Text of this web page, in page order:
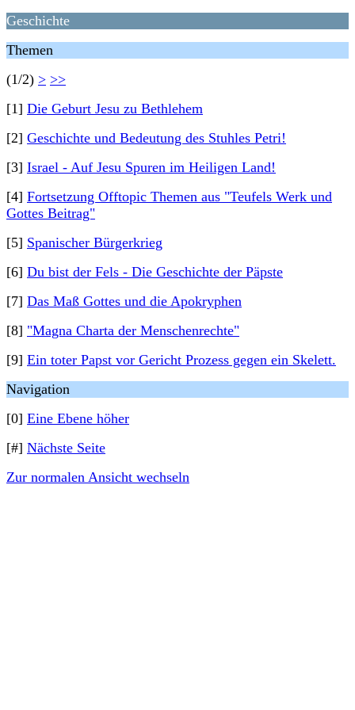
Geschichte
Themen
(1/2) > >>
[1] Die Geburt Jesu zu Bethlehem
[2] Geschichte und Bedeutung des Stuhles Petri!
[3] Israel - Auf Jesu Spuren im Heiligen Land!
[4] Fortsetzung Offtopic Themen aus "Teufels Werk und
Gottes Beitrag"
[5] Spanischer Bürgerkrieg
[6] Du bist der Fels - Die Geschichte der Päpste
[7] Das Maß Gottes und die Apokryphen
[8] "Magna Charta der Menschenrechte"
[9] Ein toter Papst vor Gericht Prozess gegen ein Skelett.
Navigation
[0] Eine Ebene höher
[#] Nächste Seite
Zur normalen Ansicht wechseln